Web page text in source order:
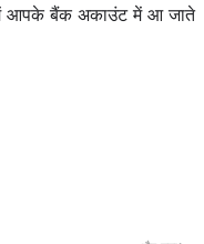
में आपके बैंक अकाउंट में आ जाते